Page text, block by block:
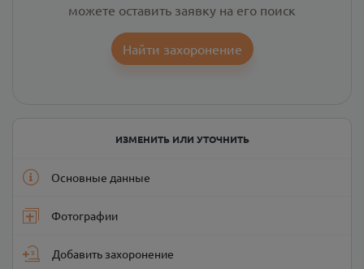
можете оставить заявку на его поиск
Найти захоронение
ИЗМЕНИТЬ ИЛИ УТОЧНИТЬ
Основные данные
Фотографии
Добавить захоронение